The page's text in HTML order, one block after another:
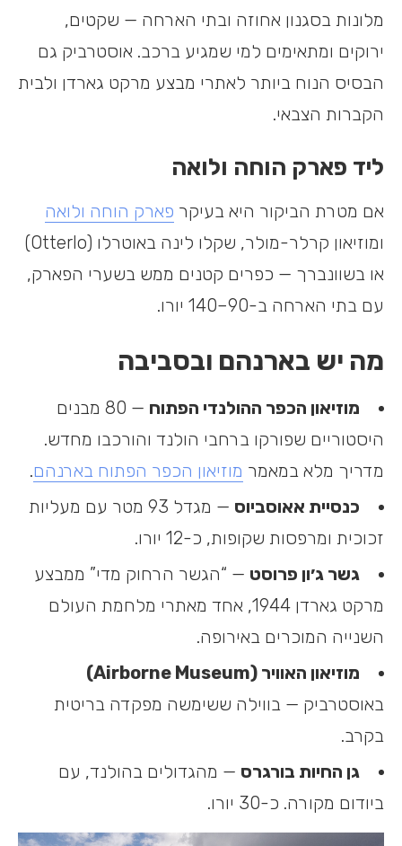
מלונות בסגנון אחוזה ובתי הארחה — שקטים,
ירוקים ומתאימים למי שמגיע ברכב. אוסטרביק גם
הבסיס הנוח ביותר לאתרי מבצע מרקט גארדן ולבית
הקברות הצבאי.
ליד פארק הוחה ולואה
אם מטרת הביקור היא בעיקר פארק הוחה ולואה
ומוזיאון קרלר-מולר, שקלו לינה באוטרלו (Otterlo)
או בשוונברך — כפרים קטנים ממש בשערי הפארק,
עם בתי הארחה ב-90–140 יורו.
מה יש בארנהם ובסביבה
מוזיאון הכפר ההולנדי הפתוח
— 80 מבנים
היסטוריים שפורקו ברחבי הולנד והורכבו מחדש.
מדריך מלא במאמר מוזיאון הכפר הפתוח בארנהם.
כנסיית אאוסביוס
— מגדל 93 מטר עם מעליות
זכוכית ומרפסות שקופות, כ-12 יורו.
גשר ג׳ון פרוסט — “הגשר הרחוק מדי” ממבצע
מרקט גארדן 1944, אחד מאתרי מלחמת העולם
השנייה המוכרים באירופה.
מוזיאון האוויר (Airborne Museum)
באוסטרביק — בווילה ששימשה מפקדה בריטית
בקרב.
גן החיות בורגרס — מהגדולים בהולנד, עם
ביודום מקורה. כ-30 יורו.